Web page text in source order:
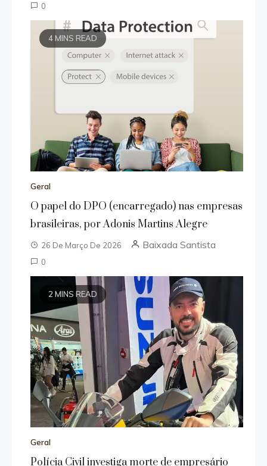
0
4 MINS READ
Geral
O papel do DPO (encarregado) nas empresas
brasileiras, por Adonis Martins Alegre
26 De Março De 2026 Baixada Santista
0
2 MINS READ
Geral
Polícia Civil investiga morte de empresário